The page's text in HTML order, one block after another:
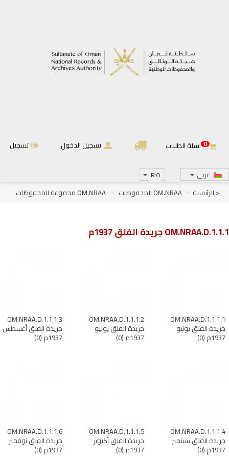
0 سلة الطلبات تسجيل الدخول تسجيل
عربى RO
< الرئيسية OM.NRAA المحفوظات
OM.NRAA مجموعة المحفوظات
OM.NRAA.D.1.1 جريدة الفلق والنجاح
OM.NRAA.D.1.1.1 جريدة الفلق 1937م
OM.NRAA.D.1.1.1.1
جريدة الفلق يونيو
1937م (0)
OM.NRAA.D.1.1.1.2
جريدة الفلق يوليو
1937م (0)
OM.NRAA.D.1.1.1.3
جريدة الفلق أغسطس
1937م (0)
OM.NRAA.D.1.1.1.4
جريدة الفلق سبتمبر
1937م (0)
OM.NRAA.D.1.1.1.5
جريدة الفلق أكتوبر
1937م (0)
OM.NRAA.D.1.1.1.6
جريدة الفلق نوفمبر
1937م (0)